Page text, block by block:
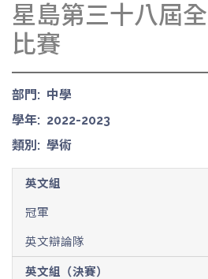
連
結
星島第三十八屆
比賽
部門
中學
學年
2022-2023
類別
學術
英文組
冠軍
英文辯論隊
英文組（決賽）